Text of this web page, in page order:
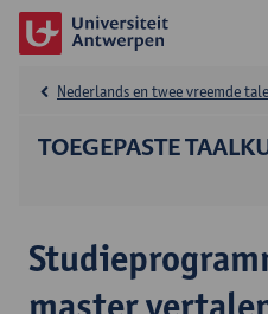
TOEGEPASTE
Nederlands en twee vreemde